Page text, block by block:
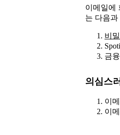
이메일에
는 다음
비
금
의심스
이
이